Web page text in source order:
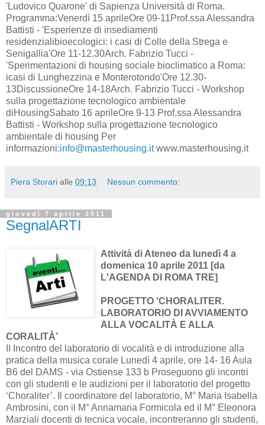
'Ludovico Quarone' di Sapienza Università di Roma.
Programma:Venerdì 15 aprileOre 09-11Prof.ssa Alessandra
Battisti - 'Esperienze di insediamenti
residenzialibioecologici: i casi di Colle della Strega e
Senigallia'Ore 11-12.30Arch. Fabrizio Tucci -
'Sperimentazioni di housing sociale bioclimatico a Roma:
icasi di Lunghezzina e Monterotondo'Ore 12.30-
13DiscussioneOre 14-18Arch. Fabrizio Tucci - Workshop
sulla progettazione tecnologico ambientale
diHousingSabato 16 aprileOre 9-13 Prof.ssa Alessandra
Battisti - Workshop sulla progettazione tecnologico
ambientale di housing Per
informazioni:info@masterhousing.itwww.masterhousing.it
Piera Storari alle 09:13 Nessun commento:
giovedì 7 aprile 2011
SegnalARTI
Attività di Ateneo da lunedì 4 a
domenica 10 aprile 2011 [da
L'AGENDA DI ROMA TRE]
PROGETTO ‘CHORALITER.
LABORATORIO DI AVVIAMENTO
ALLA VOCALITÀ E ALLA
CORALITÀ’
II Incontro del laboratorio di vocalità e di introduzione alla
pratica della musica corale Lunedì 4 aprile, ore 14- 16 Aula
B6 del DAMS - via Ostiense 133 b Proseguono gli incontri
con gli studenti e le audizioni per il laboratorio del progetto
‘Choraliter’. Il coordinatore del laboratorio, M° Maria Isabella
Ambrosini, con il M° Annamaria Formicola ed il M° Eleonora
Marziali docenti di tecnica vocale, incontreranno gli studenti,